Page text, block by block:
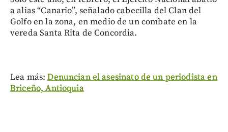
a alias “Canario”, señalado cabecilla del Clan del
Golfo en la zona, en medio de un combate en la
vereda Santa Rita de Concordia.
Lea más:Denuncian el asesinato de un periodista en
Briceño, Antioquia